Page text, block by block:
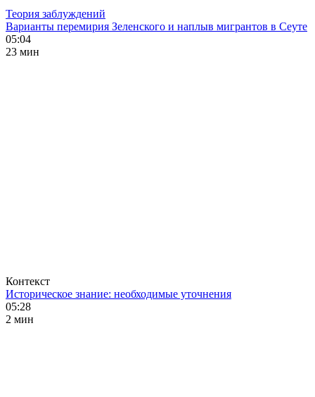
Теория заблуждений
Варианты перемирия Зеленского и наплыв мигрантов в Сеуте
05:04
23 мин
Контекст
Историческое знание: необходимые уточнения
05:28
2 мин